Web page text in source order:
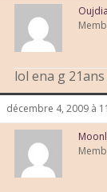
lol ena g
décembre 4, 2009 à